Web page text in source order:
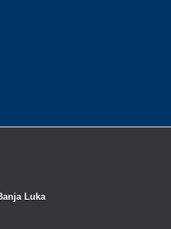
Luka